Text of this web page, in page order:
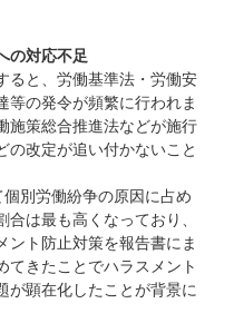
の対応不足
ると、労働基準法・労働安
等の発令が頻繁に行われま
施策総合推進法などが施行
の改定が追い付かないこと
別労働紛争の原因に占め
は最も高くなっており、
ント防止対策を報告書にま
てきたことでハラスメント
が顕在化したことが背景に